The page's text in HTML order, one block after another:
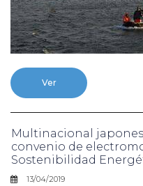
Ver
Multinacional
convenio de
Sostenibilidad
13/04/2019